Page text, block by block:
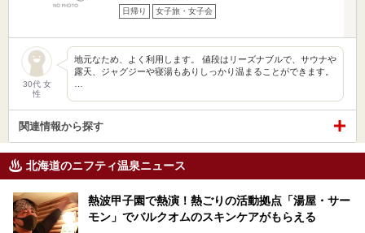
日帰り 女子旅・女子会
30代 女
性
地元なため、よく利用します。 値段はリーズナブルで、サウナや
露天、ジャグジーや寝湯もありしっかり温まることができます。
関連情報から探す
北海道のニフティ温泉ニュース
熱波甲子園で熱演！熱ごりの活動拠点「湯屋・サー
モン」でバルクオムのスキンケアがもらえる